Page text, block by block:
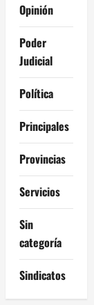
Opinión
Poder
Judicial
Política
Principales
Provincias
Servicios
Sin
categoría
Sindicatos